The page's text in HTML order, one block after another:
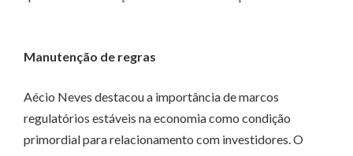
Manutenção de regras
Aécio Neves destacou a importância de marcos
regulatórios estáveis na economia como condição
primordial para relacionamento com investidores. O